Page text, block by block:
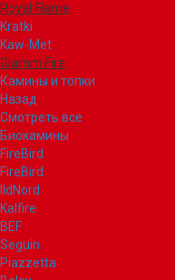
Royal Flame
Kratki
Kaw-Met
Glamm Fire
Камины и топки
Назад
Смотреть все
Биокамины
FireBird
FireBird
IldNord
Kalfire
BEF
Seguin
Piazzetta